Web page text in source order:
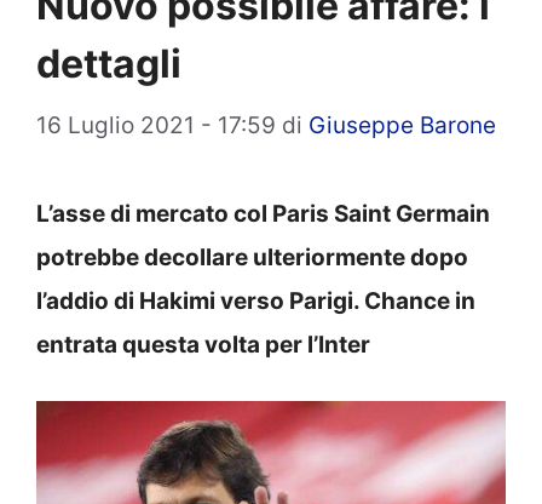
dettagli
16 Luglio 2021 - 17:59 di Giuseppe Barone
L’asse di mercato col Paris Saint Germain
potrebbe decollare ulteriormente dopo
l’addio di Hakimi verso Parigi. Chance in
entrata questa volta per l’Inter